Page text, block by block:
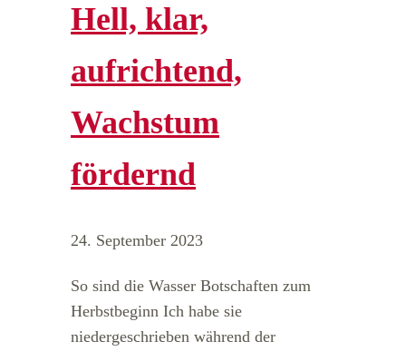
Hell, klar,
aufrichtend,
Wachstum
fördernd
24. September 2023
So sind die Wasser Botschaften zum
Herbstbeginn Ich habe sie
niedergeschrieben während der